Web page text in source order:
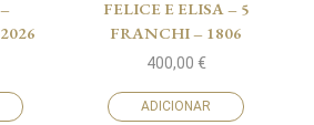
FELICE E ELISA – 5
FRANCHI – 1806
400,00 €
ADICIONAR